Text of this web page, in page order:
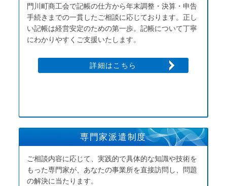
門川町商工会で記帳の仕方から年末調整・決算・申告
手続きまでの一貫したご相談に応じております。正し
い記帳は経営安定のための第一歩。記帳について丁寧
にわかりやすくご支援いたします。
詳細はこちら
専門家派遣制度
ご相談内容に応じて、実践的で具体的な知識や技術を
もった専門家が、あなたの事業所を直接訪問し、問題
の解決に当たります。